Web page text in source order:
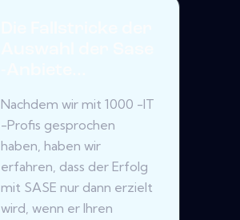
Nachdem wir mit 1000 -IT
-Profis gesprochen
haben, haben wir
erfahren, dass der Erfolg
mit SASE nur dann erzielt
wird, wenn er Ihren